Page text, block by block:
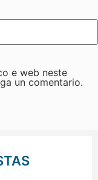
e web neste
un comentario.